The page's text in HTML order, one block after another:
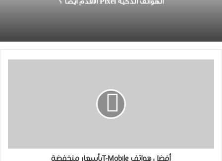
أفضل هواتف T-Mobileبأسعار منخفضة